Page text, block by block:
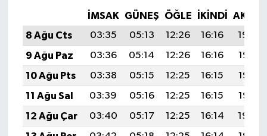
İMSAK GÜNEŞ ÖĞLE İKINDI
8 Ağu Cts
03:35 05:13 12:26 16:16
19:29
9 Ağu Paz
03:36 05:14 12:26 16:16
19:27
10 Ağu Pts
03:38 05:15 12:25 16:15
19:26
11 Ağu Sal
03:39 05:16 12:25 16:15
19:25
12 Ağu Çar
03:40 05:17 12:25 16:14
19:24